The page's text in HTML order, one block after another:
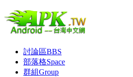
討論區BBS
部落格Space
群組Group